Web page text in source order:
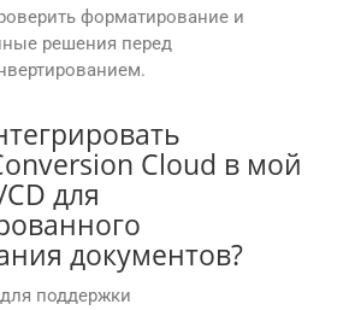
форматирование и
решения перед
Cloud в мой
для
документов?
поддержки